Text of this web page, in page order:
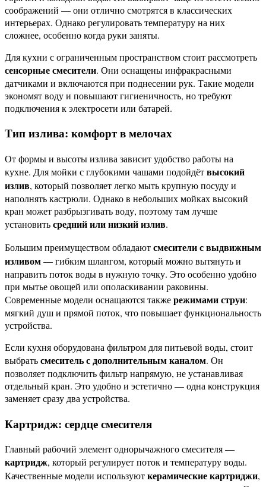
соображений — они отлично смотрятся в классических
интерьерах. Однако регулировать температуру на них
сложнее, особенно когда руки заняты.
Для кухни с ограниченным пространством стоит рассмотреть
сенсорные смесители. Они оснащены инфракрасными
датчиками и включаются при поднесении рук. Такие модели
экономят воду и повышают гигиеничность, но требуют
подключения к электросети или батарей.
Тип излива: комфорт в мелочах
От формы и высоты излива зависит удобство работы на
кухне. Для мойки с глубокими чашами подойдётвысокий
излив, который позволяет легко мыть крупную посуду и
наполнять кастрюли. Однако в небольших мойках высокий
кран может разбрызгивать воду, поэтому там лучше
установитьсредний или низкий излив.
Большим преимуществом обладаютсмесители с выдвижным
изливом— гибким шлангом, который можно вытянуть и
направить поток воды в нужную точку. Это особенно удобно
при мытье овощей или ополаскивании раковины.
Современные модели оснащаются такжережимами струи:
мягкий душ и прямой поток, что повышает функциональность
устройства.
Если кухня оборудована фильтром для питьевой воды, стоит
выбратьсмеситель с дополнительным каналом. Он
позволяет подключить фильтр напрямую, не устанавливая
отдельный кран. Это удобно и эстетично — одна конструкция
заменяет сразу два устройства.
Картридж: сердце смесителя
Главный рабочий элемент однорычажного смесителя —
картридж, который регулирует поток и температуру воды.
Качественные модели используюткерамические картриджи,